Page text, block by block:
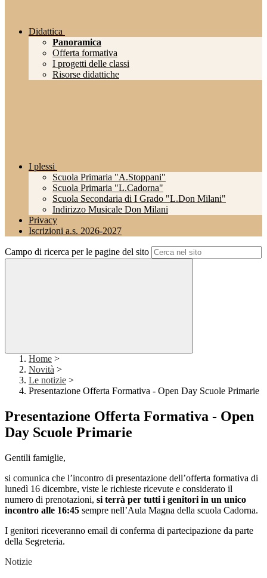
Didattica
Panoramica
Offerta formativa
I progetti delle classi
Risorse didattiche
I plessi
Scuola Primaria "A.Stoppani"
Scuola Primaria "L.Cadorna"
Scuola Secondaria di I Grado "L.Don Milani"
Indirizzo Musicale Don Milani
Privacy
Iscrizioni a.s. 2026-2027
Campo di ricerca per le pagine del sito
Home >
Novità >
Le notizie >
Presentazione Offerta Formativa - Open Day Scuole Primarie
Presentazione Offerta Formativa - Open
Day Scuole Primarie
Gentili famiglie,
si comunica che l’incontro di presentazione dell’offerta formativa di
lunedì 16 dicembre, viste le richieste ricevute e considerato il
numero di prenotazioni, si terrà per tutti i genitori in un unico
incontro alle 16:45 sempre nell’Aula Magna della scuola Cadorna.
I genitori riceveranno email di conferma di partecipazione da parte
della Segreteria.
Notizie